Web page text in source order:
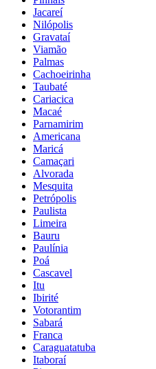
Jacareí
Nilópolis
Gravataí
Viamão
Palmas
Cachoeirinha
Taubaté
Cariacica
Macaé
Parnamirim
Americana
Maricá
Camaçari
Alvorada
Mesquita
Petrópolis
Paulista
Limeira
Bauru
Paulínia
Poá
Cascavel
Itu
Ibirité
Votorantim
Sabará
Franca
Caraguatatuba
Itaboraí